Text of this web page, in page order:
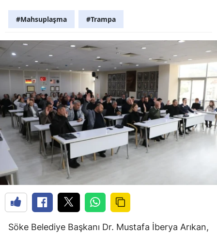
#Mahsuplaşma #Trampa
Söke Belediye Başkanı Dr. Mustafa İberya Arıkan,